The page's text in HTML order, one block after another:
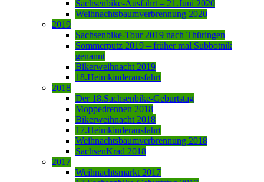
Sachsenbike-Ausfahrt – 21.Juni 2020
Weihnachtsbaumverbrennung 2020
2019
Sachsenbike-Tour 2019 nach Thüringen
Sommerputz 2019 – früher mal Subbotnik
genannt
Bikerweihnacht 2019
18.Heimkinderausfahrt
2018
Der 18.Sachsenbike-Geburtstag
Moppedrennen 2018
Bikerweihnacht 2018
17.Heimkinderausfahrt
Weihnachtsbaumverbrennung 2018
SachsenKrad 2018
2017
Weihnachtsmarkt 2017